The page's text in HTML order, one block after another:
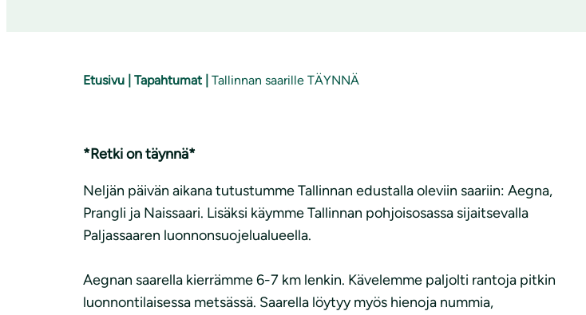
Etusivu Tapahtumat| Tallinnan saarille TÄYNNÄ
*Retki on täynnä*
Neljän päivän aikana tutustumme Tallinnan edustalla oleviin saariin: Aegna,
Prangli ja Naissaari. Lisäksi käymme Tallinnan pohjoisosassa sijaitsevalla
Paljassaaren luonnonsuojelualueella.
Aegnan saarella kierrämme 6-7 km lenkin. Kävelemme paljolti rantoja pitkin
luonnontilaisessa metsässä. Saarella löytyy myös hienoja nummia,